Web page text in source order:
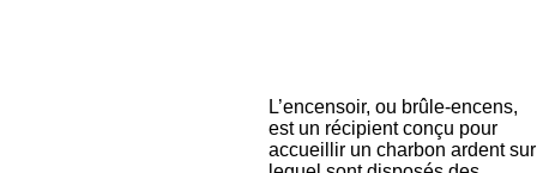
L’encensoir, ou brûle-encens,
est un récipient conçu pour
accueillir un charbon ardent sur